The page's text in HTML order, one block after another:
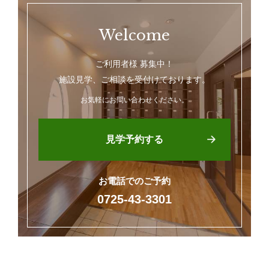
Welcome
ご利用者様 募集中！
施設見学、ご相談を受付けております。
お気軽にお問い合わせください。
見学予約する
お電話でのご予約
0725-43-3301